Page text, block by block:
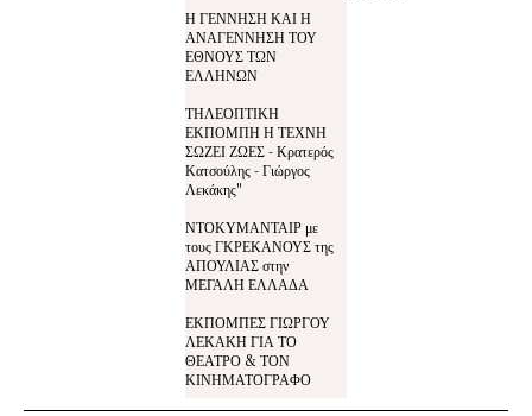
Η ΓΕΝΝΗΣΗ ΚΑΙ Η
ΑΝΑΓΕΝΝΗΣΗ ΤΟΥ
ΕΘΝΟΥΣ ΤΩΝ
ΕΛΛΗΝΩΝ
ΤΗΛΕΟΠΤΙΚΗ
ΕΚΠΟΜΠΗ Η ΤΕΧΝΗ
ΣΩΖΕΙ ΖΩΕΣ - Κρατερός
Κατσούλης - Γιώργος
Λεκάκης"
ΝΤΟΚΥΜΑΝΤΑΙΡ με
τους ΓΚΡΕΚΑΝΟΥΣ της
ΑΠΟΥΛΙΑΣ στην
ΜΕΓΑΛΗ ΕΛΛΑΔΑ
ΕΚΠΟΜΠΕΣ ΓΙΩΡΓΟΥ
ΛΕΚΑΚΗ ΓΙΑ ΤΟ
ΘΕΑΤΡΟ & ΤΟΝ
ΚΙΝΗΜΑΤΟΓΡΑΦΟ